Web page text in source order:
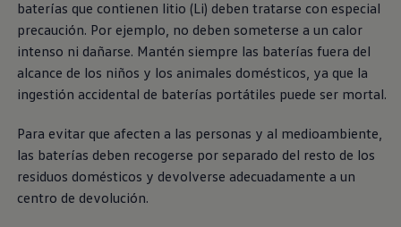
baterías que contienen litio (Li) deben tratarse con especial
precaución. Por ejemplo, no deben someterse a un calor
intenso ni dañarse. Mantén siempre las baterías fuera del
alcance de los niños y los animales domésticos, ya que la
ingestión accidental de baterías portátiles puede ser mortal.
Para evitar que afecten a las personas y al medioambiente,
las baterías deben recogerse por separado del resto de los
residuos domésticos y devolverse adecuadamente a un
centro de devolución.